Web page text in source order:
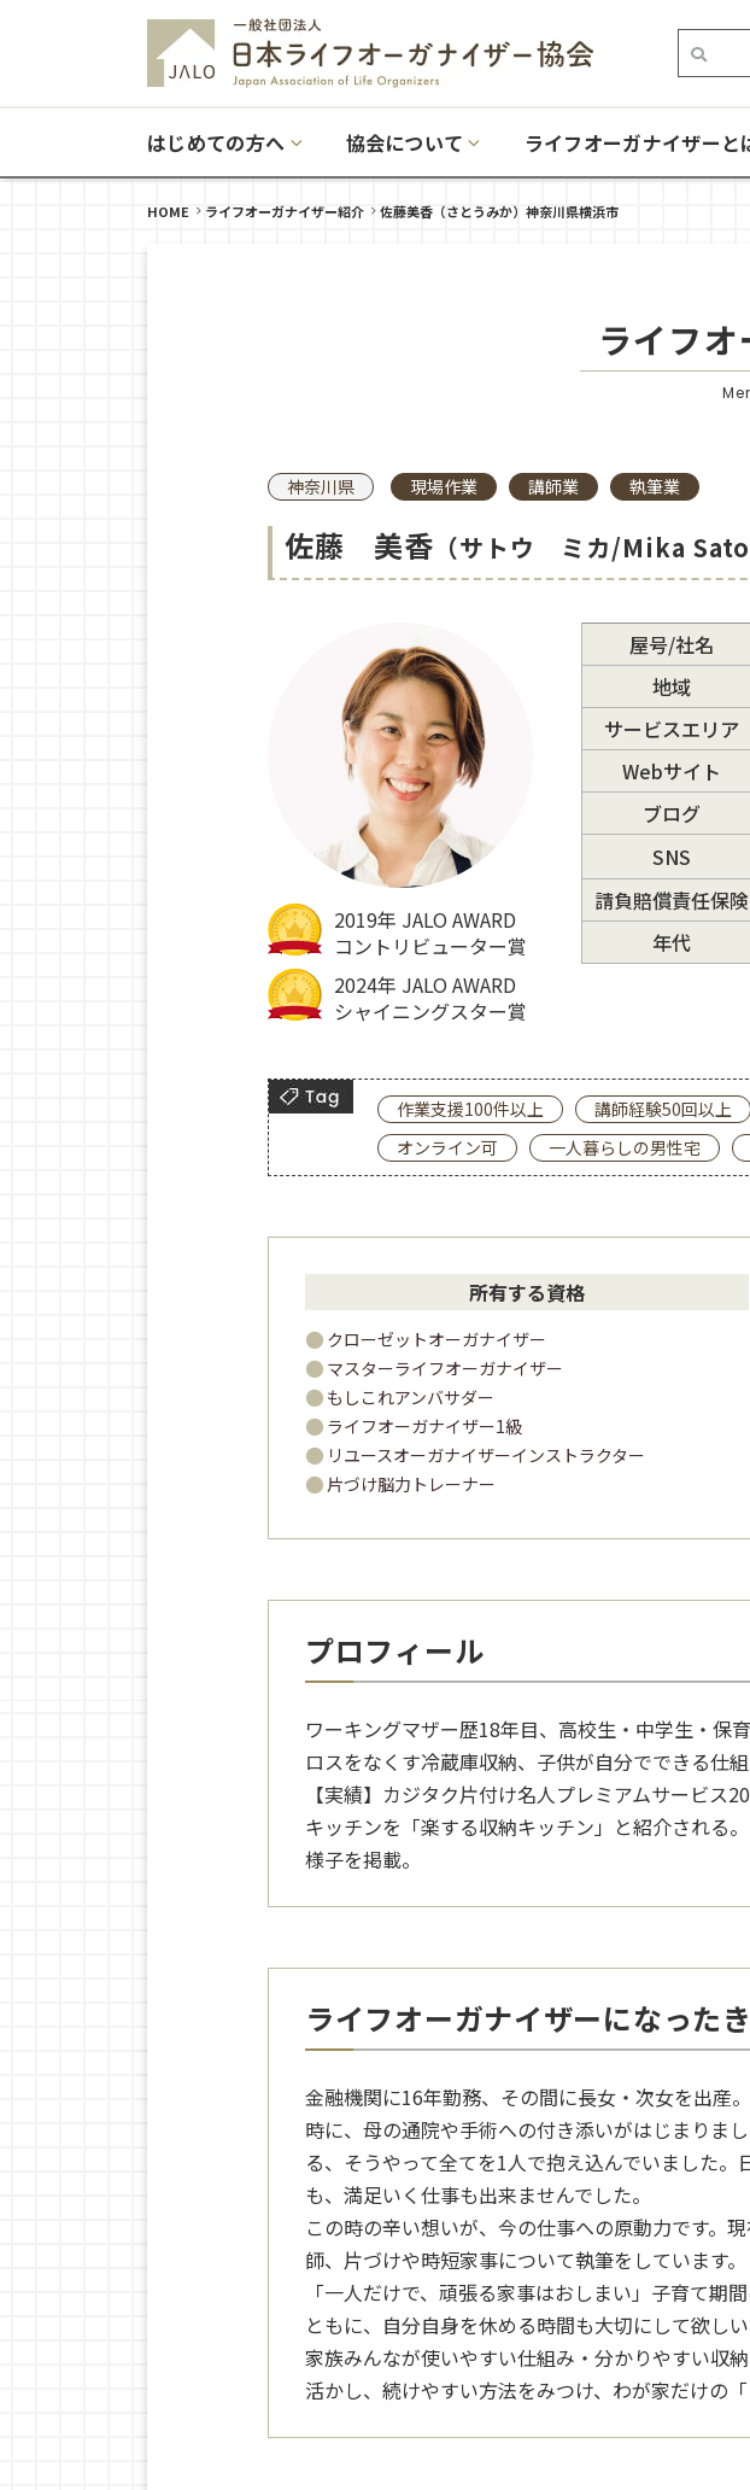
はじめての方へ 協会について ライフオーガナイザーと
HOME ライフオーガナイザー紹介 佐藤美香（さとうみか）神奈川県横浜市
ライフ
神奈川県 現場作業 講師業 執筆業
佐藤 美香 （サトウ ミカ/Mika Sato
2019年 JALO AWARD
コントリビューター賞
2024年 JALO AWARD
シャイニングスター賞
屋号/社名
地域
サービスエリア
Webサイト
ブログ
SNS
請負賠償責任保険
年代
作業支援100件以上 講師経験50回以上
オンライン可
一人暮らしの男性宅
所有する資格
クローゼットオーガナイザー
マスターライフオーガナイザー
もしこれアンバサダー
ライフオーガナイザー1級
リユースオーガナイザーインストラクター
片づけ脳力トレーナー
プロフィール
ワーキングマザー歴18年目、高校生・中学生・保
ロスをなくす冷蔵庫収納、子供が自分でできる仕組
【実績】カジタク片付け名人プレミアムサービ
キッチンを「楽する収納キッチン」と紹介される
様子を掲載。
ライフオーガナイザーになった
金融機関に16年勤務、その間に長女・次女を出産
時に、母の通院や手術への付き添いがはじまりま
る、そうやって全てを1人で抱え込んでいました
も、満足いく仕事も出来ませんでした。
この時の辛い想いが、今の仕事への原動力です。
師、片づけや時短家事について執筆をしています。
「一人だけで、頑張る家事はおしまい」子育て期
ともに、自分自身を休める時間も大切にして欲しい
家族みんなが使いやすい仕組み・分かりやすい収
活かし、続けやすい方法をみつけ、わが家だけの